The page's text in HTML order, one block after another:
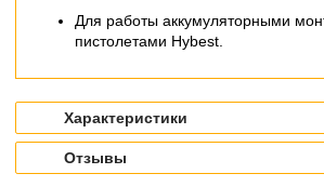
Для работы аккумуляторными
пистолетами Hybest.
Характеристики
Отзывы